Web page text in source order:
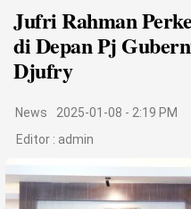
Bisnis
Otomotif
Sport
Life Style
Jufri Rahman
di Depan Pj
Djufry
News
2025-01-08 - 2:19 PM
Editor : admin